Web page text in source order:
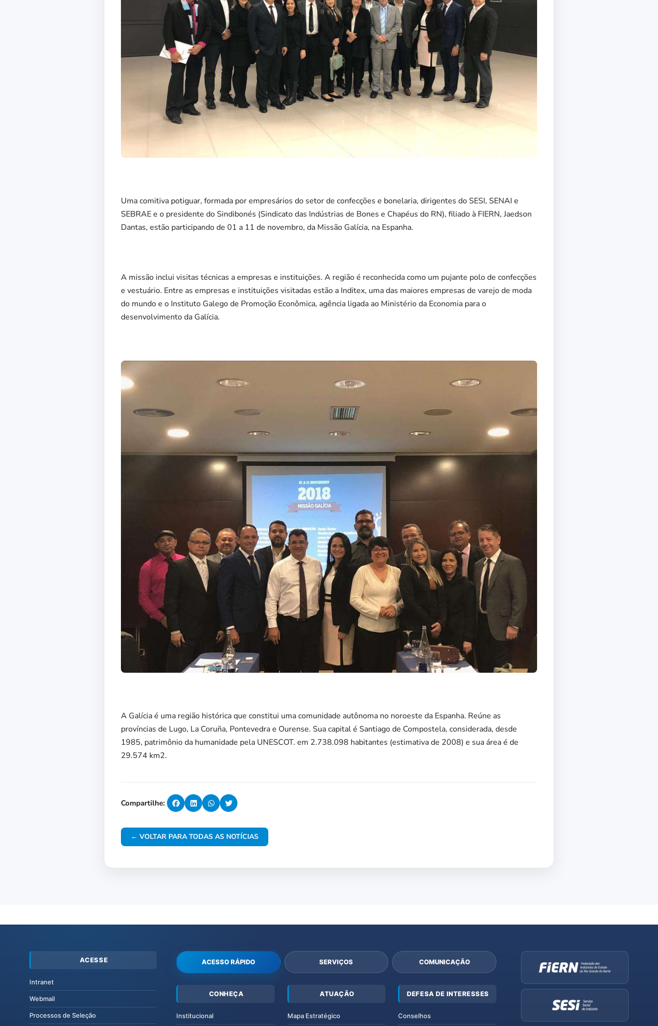
Uma comitiva potiguar, formada por empresários do setor de confecções e bonelaria, dirigentes do SESI, SENAI e
SEBRAE e o presidente do Sindibonés (Sindicato das Indústrias de Bones e Chapéus do RN), filiado à FIERN, Jaedson
Dantas, estão participando de 01 a 11 de novembro, da Missão Galícia, na Espanha.
A missão inclui visitas técnicas a empresas e instituições. A região é reconhecida como um pujante polo de confecções
e vestuário. Entre as empresas e instituições visitadas estão a Inditex, uma das maiores empresas de varejo de moda
do mundo e o Instituto Galego de Promoção Econômica, agência ligada ao Ministério da Economia para o
desenvolvimento da Galícia.
A Galícia é uma região histórica que constitui uma comunidade autônoma no noroeste da Espanha. Reúne as
províncias de Lugo, La Coruña, Pontevedra e Ourense. Sua capital é Santiago de Compostela, considerada, desde
1985, patrimônio da humanidade pela UNESCOT. em 2.738.098 habitantes (estimativa de 2008) e sua área é de
29.574 km2.
Compartilhe:
← VOLTAR PARA TODAS AS NOTÍCIAS
ACESSE
Intranet
Webmail
Processos de Seleção
ACESSO RÁPIDO SERVIÇOS COMUNICAÇÃO
CONHEÇA
Institucional
ATUAÇÃO
Mapa Estratégico
DEFESA DE INTERESSES
Conselhos